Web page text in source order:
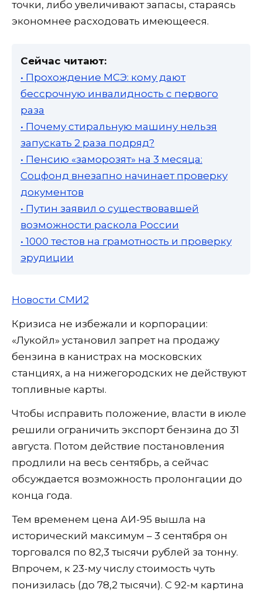
точки, либо увеличивают запасы, стараясь
экономнее расходовать имеющееся.
Сейчас читают:
• Прохождение МСЭ: кому дают
бессрочную инвалидность с первого
раза
• Почему стиральную машину нельзя
запускать 2 раза подряд?
• Пенсию «заморозят» на 3 месяца:
Соцфонд внезапно начинает проверку
документов
• Путин заявил о существовавшей
возможности раскола России
• 1000 тестов на грамотность и проверку
эрудиции
Новости СМИ2
Кризиса не избежали и корпорации:
«Лукойл» установил запрет на продажу
бензина в канистрах на московских
станциях, а на нижегородских не действуют
топливные карты.
Чтобы исправить положение, власти в июле
решили ограничить экспорт бензина до 31
августа. Потом действие постановления
продлили на весь сентябрь, а сейчас
обсуждается возможность пролонгации до
конца года.
Тем временем цена АИ-95 вышла на
исторический максимум – 3 сентября он
торговался по 82,3 тысячи рублей за тонну.
Впрочем, к 23-му числу стоимость чуть
понизилась (до 78,2 тысячи). С 92-м картина